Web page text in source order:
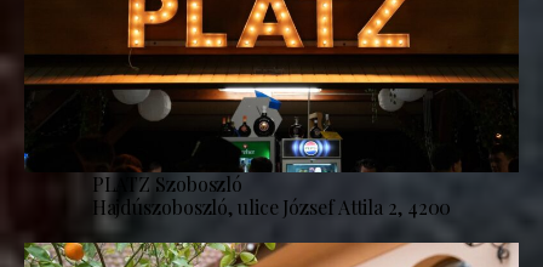
PLATZ Szoboszló
Hajdúszoboszló, ulice József Attila 2, 4200